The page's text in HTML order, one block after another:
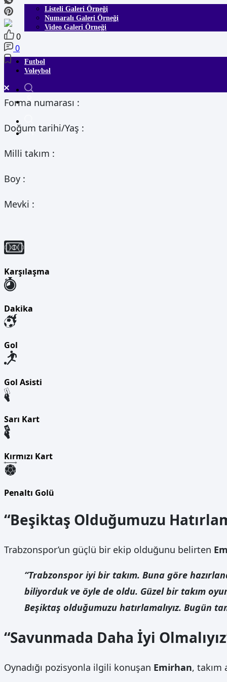
Listeli Galeri Örneği
Numaralı Galeri Örneği
Video Galeri Örneği
Futbol
Voleybol
0
0
Forma numarası :
Doğum tarihi/Yaş :
Milli takım :
Boy :
Mevki :
Karşılaşma
Dakika
Gol
Gol Asisti
Sarı Kart
Kırmızı Kart
Penaltı Golü
“Beşiktaş Olduğumuzu
Trabzonspor’un güçlü bir ekip olduğunu belirten
“Trabzonspor iyi bir takım. Buna göre
biliyorduk ve öyle de oldu. Güzel bir takım
Beşiktaş olduğumuzu hatırlamalıyız. Bugün
“Savunmada Daha İyi
Oynadığı pozisyonla ilgili konuşan Emirhan, takım